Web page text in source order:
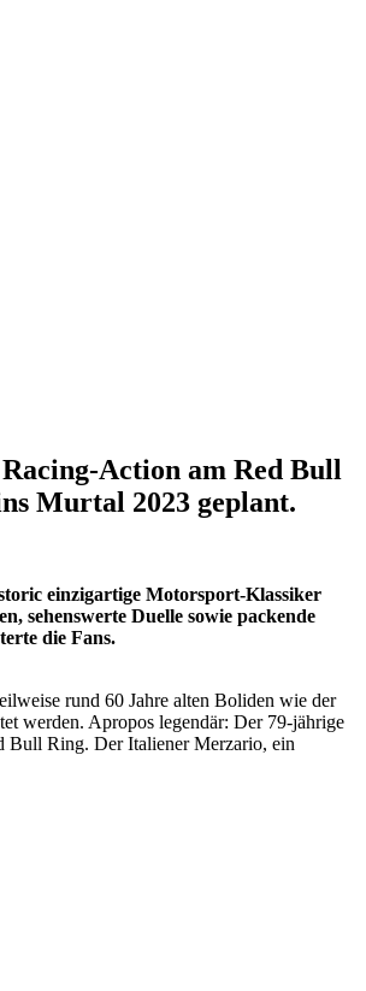
Action am Red Bull
Murtal 2023 geplant.
einzigartige Motorsport-Klassiker
sehenswerte Duelle sowie packende
die Fans.
rund 60 Jahre alten Boliden wie der
werden. Apropos legendär: Der 79-jährige
Bull Ring. Der Italiener Merzario, ein